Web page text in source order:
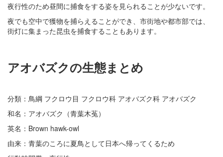
夜行性のため昼間に捕食をする姿を見られることが少ないです。
夜でも空中で獲物を捕らえることができ、市街地や都市部では、
街灯に集まった昆虫を捕食することもあります。
アオバズクの生態まとめ
分類：鳥綱 フクロウ目 フクロウ科 アオバズク科 アオバズク
和名：アオバズク（青葉木菟）
英名：Brown hawk-owl
由来：青葉のころに夏鳥として日本へ帰ってくるため